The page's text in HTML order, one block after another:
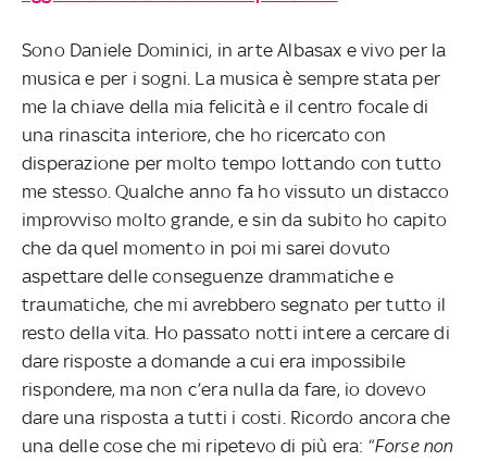
Sono Daniele Dominici, in arte Albasax e vivo per la
musica e per i sogni. La musica è sempre stata per
me la chiave della mia felicità e il centro focale di
una rinascita interiore, che ho ricercato con
disperazione per molto tempo lottando con tutto
me stesso. Qualche anno fa ho vissuto un distacco
improvviso molto grande, e sin da subito ho capito
che da quel momento in poi mi sarei dovuto
aspettare delle conseguenze drammatiche e
traumatiche, che mi avrebbero segnato per tutto il
resto della vita. Ho passato notti intere a cercare di
dare risposte a domande a cui era impossibile
rispondere, ma non c’era nulla da fare, io dovevo
dare una risposta a tutti i costi. Ricordo ancora che
una delle cose che mi ripetevo di più era: “Forse non